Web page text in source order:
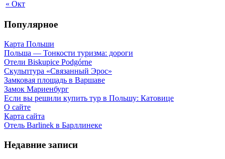
« Окт
Популярное
Карта Польши
Польша — Тонкости туризма: дороги
Отели Biskupice Podgórne
Скульптура «Связанный Эрос»
Замковая площадь в Варшаве
Замок Мариенбург
Если вы решили купить тур в Польшу: Катовице
О сайте
Карта сайта
Отель Barlinek в Барллинеке
Недавние записи